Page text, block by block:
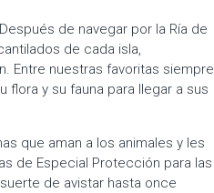
de navegar por la Ría de
de cada isla,
Entre nuestras favoritas siempre
flora y su fauna para llegar a sus
que aman a los animales y les
de Especial Protección para las
de avistar hasta once